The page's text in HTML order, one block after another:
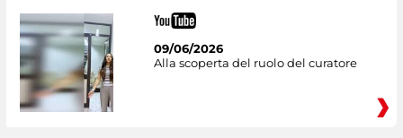
09/06/2026
Alla scoperta del ruolo del curatore